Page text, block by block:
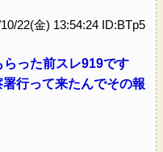
22(金) 13:54:24 ID:BTp5
った前スレ919です
行って来たんでその報